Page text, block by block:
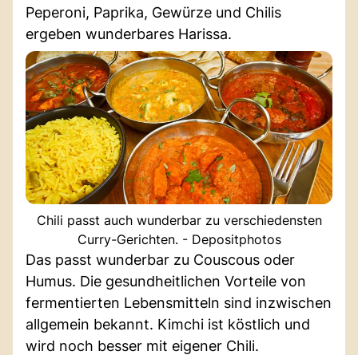
Peperoni, Paprika, Gewürze und Chilis
ergeben wunderbares Harissa.
Chili passt auch wunderbar zu verschiedensten
Curry-Gerichten. - Depositphotos
Das passt wunderbar zu Couscous oder
Humus. Die gesundheitlichen Vorteile von
fermentierten Lebensmitteln sind inzwischen
allgemein bekannt. Kimchi ist köstlich und
wird noch besser mit eigener Chili.